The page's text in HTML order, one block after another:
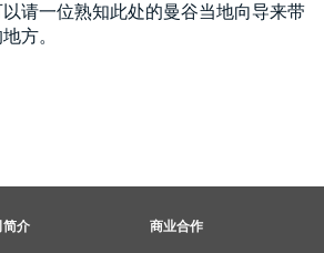
请一位熟知此处的曼谷当地向导来带
方。
简介 商业合作